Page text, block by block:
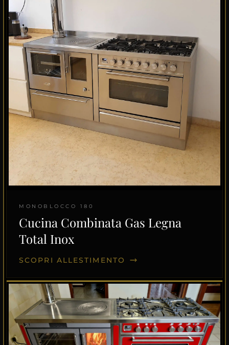
MONOBLOCCO 180
Cucina Combinata Gas Legna
Total Inox
SCOPRI ALLESTIMENTO